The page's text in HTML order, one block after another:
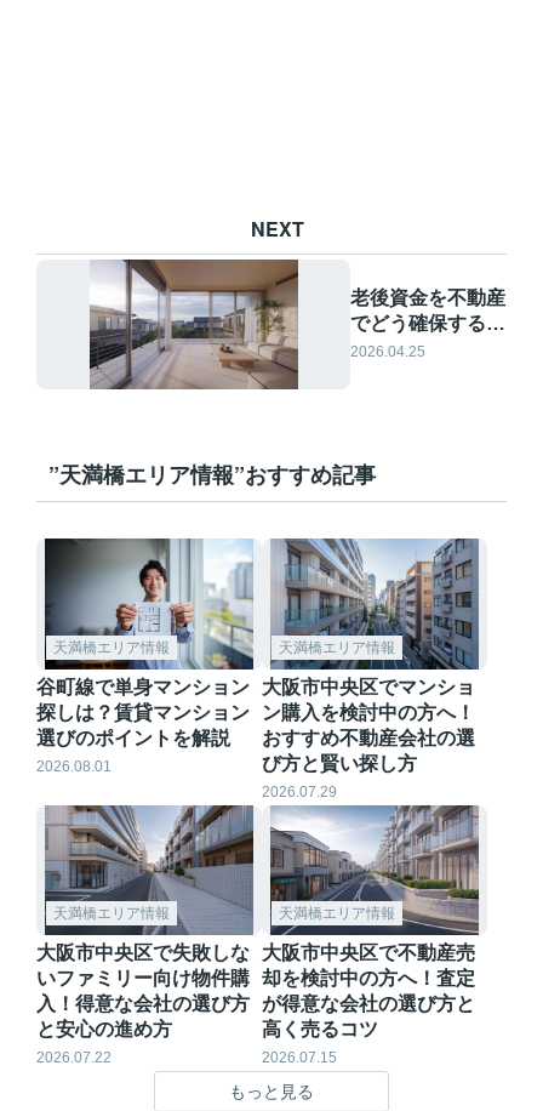
NEXT
老後資金を不動産
でどう確保する？
売却時期の考え方
2026.04.25
”天満橋エリア情報”おすすめ記事
天満橋エリア情報
谷町線で単身マンション
探しは？賃貸マンション
選びのポイントを解説
2026.08.01
天満橋エリア情報
大阪市中央区でマンショ
ン購入を検討中の方へ！
おすすめ不動産会社の選
び方と賢い探し方
2026.07.29
天満橋エリア情報
大阪市中央区で失敗しな
いファミリー向け物件購
入！得意な会社の選び方
と安心の進め方
2026.07.22
天満橋エリア情報
大阪市中央区で不動産売
却を検討中の方へ！査定
が得意な会社の選び方と
高く売るコツ
2026.07.15
もっと見る